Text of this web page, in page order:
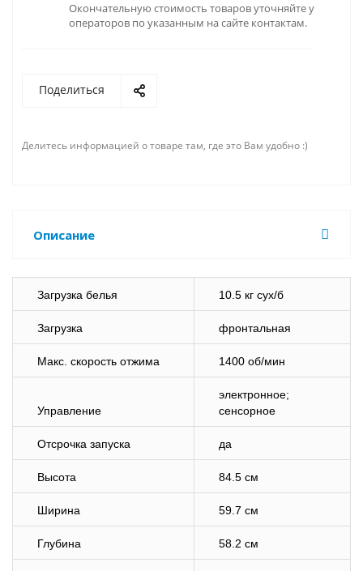
Окончательную стоимость товаров уточняйте у
операторов по указанным на сайте контактам.
Поделиться
Делитесь информацией о товаре там, где это Вам удобно :)
Описание
Загрузка белья 10.5 кг сух/б
Загрузка фронтальная
Макс. скорость отжима 1400 об/мин
Управление
электронное;
сенсорное
Отсрочка запуска да
Высота 84.5 см
Ширина 59.7 см
Глубина 58.2 см